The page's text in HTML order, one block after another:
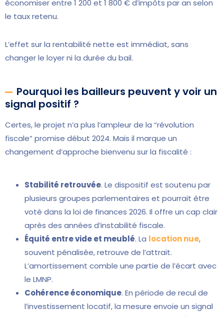
économiser entre 1 200 et 1 800 € d’impôts par an selon
le taux retenu.
L’effet sur la rentabilité nette est immédiat, sans
changer le loyer ni la durée du bail.
Pourquoi les bailleurs peuvent y voir un
signal positif ?
Certes, le projet n’a plus l’ampleur de la “révolution
fiscale” promise début 2024. Mais il marque un
changement d’approche bienvenu sur la fiscalité :
Stabilité retrouvée. Le dispositif est soutenu par
plusieurs groupes parlementaires et pourrait être
voté dans la loi de finances 2026. Il offre un cap clair
après des années d’instabilité fiscale.
Équité entre vide et meublé. La location nue,
souvent pénalisée, retrouve de l’attrait.
L’amortissement comble une partie de l’écart avec
le LMNP.
Cohérence économique. En période de recul de
l’investissement locatif, la mesure envoie un signal